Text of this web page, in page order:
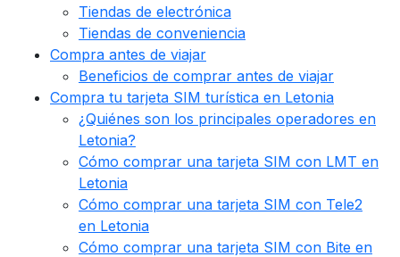
Tiendas de electrónica
Tiendas de conveniencia
Compra antes de viajar
Beneficios de comprar antes de viajar
Compra tu tarjeta SIM turística en Letonia
¿Quiénes son los principales operadores en
Letonia?
Cómo comprar una tarjeta SIM con LMT en
Letonia
Cómo comprar una tarjeta SIM con Tele2
en Letonia
Cómo comprar una tarjeta SIM con Bite en